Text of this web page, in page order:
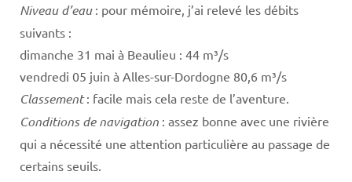
Niveau d’eau: pour mémoire, j’ai relevé les débits
suivants :
dimanche 31 mai à Beaulieu : 44 m³/s
vendredi 05 juin à Alles-sur-Dordogne 80,6 m³/s
Classement: facile mais cela reste de l’aventure.
Conditions de navigation : assez bonne avec une rivière
qui a nécessité une attention particulière au passage de
certains seuils.